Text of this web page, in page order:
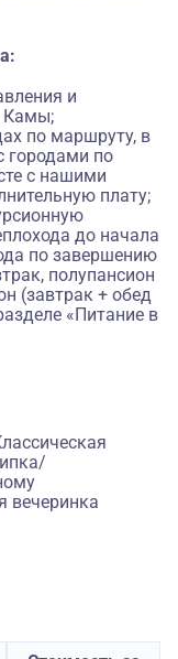
и
Камы;
по маршруту, в
городами по
с нашими
плату;
до начала
по завершению
полупансион
(завтрак + обед
«Питание в
вечеринка